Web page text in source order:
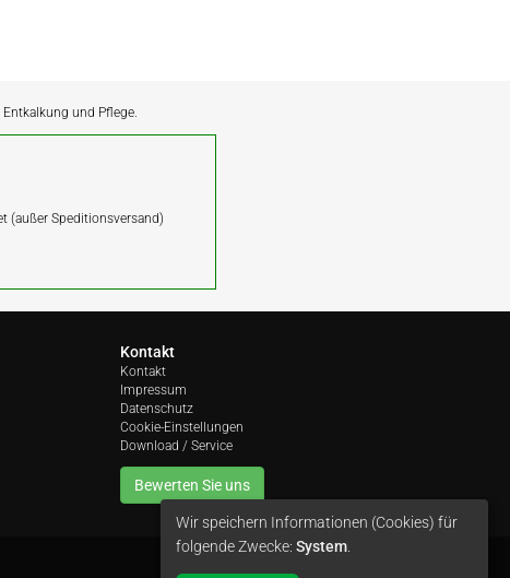
und Pflege.
(außer Speditionsversand)
Kontakt
Kontakt
Impressum
Datenschutz
Cookie-Einstellungen
Download / Service
Bewerten Sie uns
Wir speichern Informationen (Cookies) für
folgende Zwecke: System